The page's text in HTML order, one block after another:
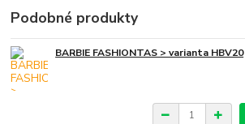
Podobné produkty
BARBIE FASHIONTAS > varianta HBV20